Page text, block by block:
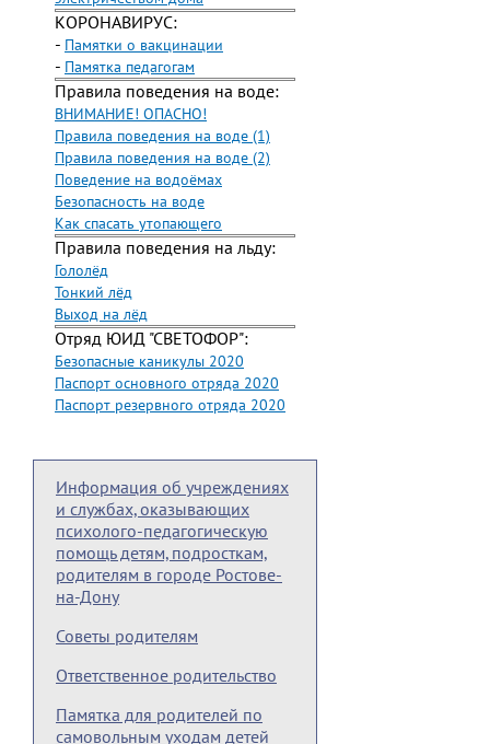
КОРОНАВИРУС:
- Памятки о вакцинации
- Памятка педагогам
Правила поведения на воде:
ВНИМАНИЕ! ОПАСНО!
Правила поведения на воде (1)
Правила поведения на воде (2)
Поведение на водоёмах
Безопасность на воде
Как спасать утопающего
Правила поведения на льду:
Гололёд
Тонкий лёд
Выход на лёд
Отряд ЮИД "СВЕТОФОР":
Безопасные каникулы 2020
Паспорт основного отряда 2020
Паспорт резервного отряда 2020
Информация об учреждениях
и службах, оказывающих
психолого-педагогическую
помощь детям, подросткам,
родителям в городе Ростове-
на-Дону
Советы родителям
Ответственное родительство
Памятка для родителей по
самовольным уходам детей